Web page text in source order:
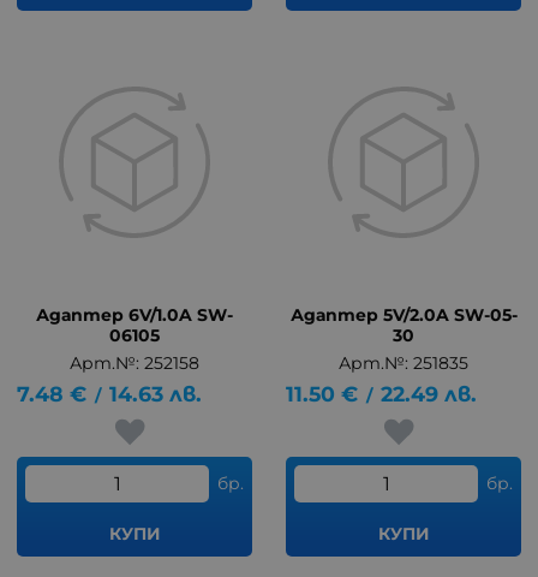
Адаптер 6V/1.0A SW-
06105
Арт.№: 252158
7.48 € / 14.63 лв.
бр.
КУПИ
Адаптер 5V/2.0A SW-05-
30
Арт.№: 251835
11.50 € / 22.49 лв.
бр.
КУПИ